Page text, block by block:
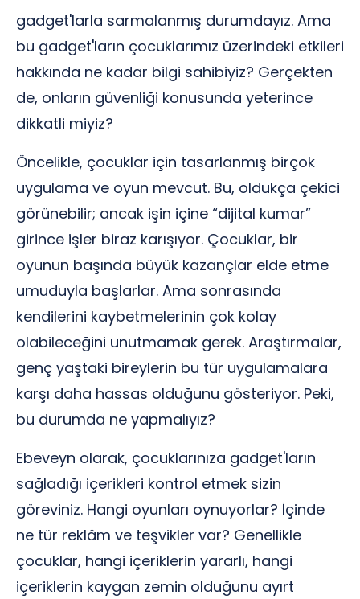
gadget'larla sarmalanmış durumdayız. Ama
bu gadget'ların çocuklarımız üzerindeki etkileri
hakkında ne kadar bilgi sahibiyiz? Gerçekten
de, onların güvenliği konusunda yeterince
dikkatli miyiz?
Öncelikle, çocuklar için tasarlanmış birçok
uygulama ve oyun mevcut. Bu, oldukça çekici
görünebilir; ancak işin içine “dijital kumar”
girince işler biraz karışıyor. Çocuklar, bir
oyunun başında büyük kazançlar elde etme
umuduyla başlarlar. Ama sonrasında
kendilerini kaybetmelerinin çok kolay
olabileceğini unutmamak gerek. Araştırmalar,
genç yaştaki bireylerin bu tür uygulamalara
karşı daha hassas olduğunu gösteriyor. Peki,
bu durumda ne yapmalıyız?
Ebeveyn olarak, çocuklarınıza gadget'ların
sağladığı içerikleri kontrol etmek sizin
göreviniz. Hangi oyunları oynuyorlar? İçinde
ne tür reklâm ve teşvikler var? Genellikle
çocuklar, hangi içeriklerin yararlı, hangi
içeriklerin kaygan zemin olduğunu ayırt